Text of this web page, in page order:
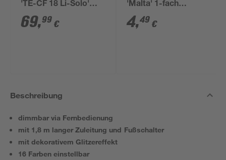
'TE-CF 18 Li-Solo'
ohne Akku und
Ladegerät
69,99 €
'Malta' 1-fach
arktisweiß
4,49 €
Beschreibung
dimmbar via Fernbedienung
mit 1,8 m langer Zuleitung und Fußschalter
mit dekorativem Glitzereffekt
16 Farben einstellbar